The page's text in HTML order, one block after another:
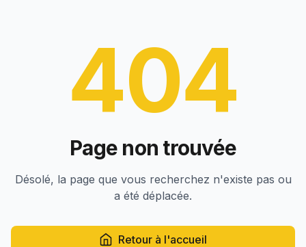
404
Page non trouvée
Désolé, la page que vous recherchez n'existe pas ou
a été déplacée.
Retour à l'accueil